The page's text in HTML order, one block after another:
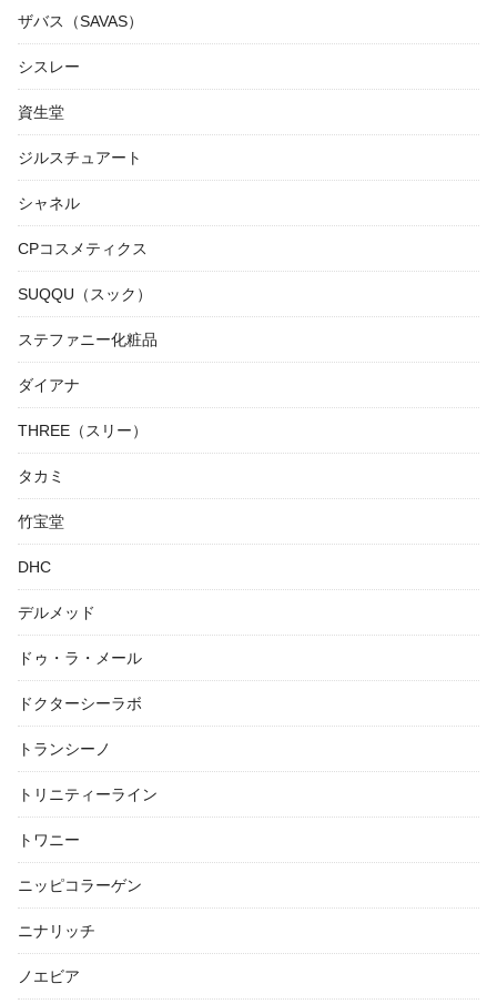
ザバス（SAVAS）
シスレー
資生堂
ジルスチュアート
シャネル
CPコスメティクス
SUQQU（スック）
ステファニー化粧品
ダイアナ
THREE（スリー）
タカミ
竹宝堂
DHC
デルメッド
ドゥ・ラ・メール
ドクターシーラボ
トランシーノ
トリニティーライン
トワニー
ニッピコラーゲン
ニナリッチ
ノエビア